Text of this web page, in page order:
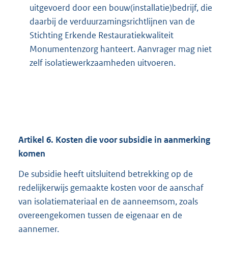
uitgevoerd door een bouw(installatie)bedrijf, die
daarbij de verduurzamingsrichtlijnen van de
Stichting Erkende Restauratiekwaliteit
Monumentenzorg hanteert. Aanvrager mag niet
zelf isolatiewerkzaamheden uitvoeren.
Artikel 6. Kosten die voor subsidie in aanmerking
komen
De subsidie heeft uitsluitend betrekking op de
redelijkerwijs gemaakte kosten voor de aanschaf
van isolatiemateriaal en de aanneemsom, zoals
overeengekomen tussen de eigenaar en de
aannemer.